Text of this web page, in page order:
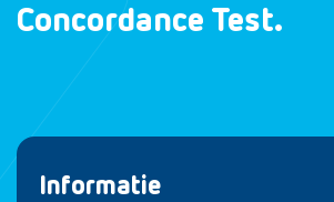
Concordance Test.
Informatie